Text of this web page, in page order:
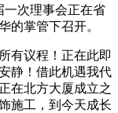
次理事会正在省
的掌管下召开。
议程！正在此即
静！借此机遇我代
在北方大厦成立之
施工，到今天成长